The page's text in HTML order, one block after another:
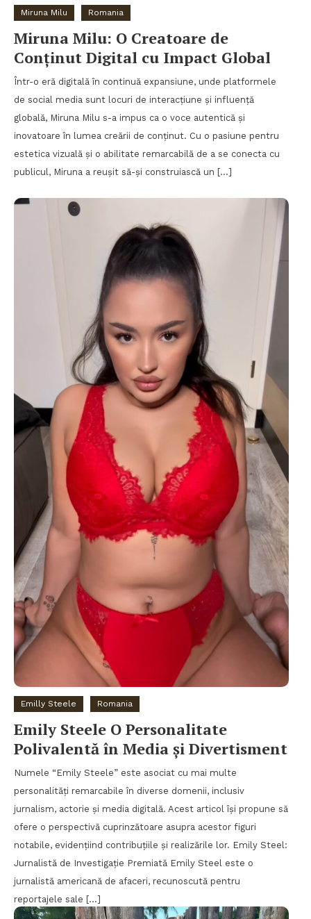
Miruna Milu Romania
Miruna Milu: O Creatoare de
Conținut Digital cu Impact Global
Într-o eră digitală în continuă expansiune, unde platformele
de social media sunt locuri de interacțiune și influență
globală, Miruna Milu s-a impus ca o voce autentică și
inovatoare în lumea creării de conținut. Cu o pasiune pentru
estetica vizuală și o abilitate remarcabilă de a se conecta cu
publicul, Miruna a reușit să-și construiască un […]
Emilly Steele Romania
Emily Steele O Personalitate
Polivalentă în Media și Divertisment
Numele “Emily Steele” este asociat cu mai multe
personalități remarcabile în diverse domenii, inclusiv
jurnalism, actorie și media digitală. Acest articol își propune să
ofere o perspectivă cuprinzătoare asupra acestor figuri
notabile, evidențiind contribuțiile și realizările lor. Emily Steel:
Jurnalistă de Investigație Premiată Emily Steel este o
jurnalistă americană de afaceri, recunoscută pentru
reportajele sale […]